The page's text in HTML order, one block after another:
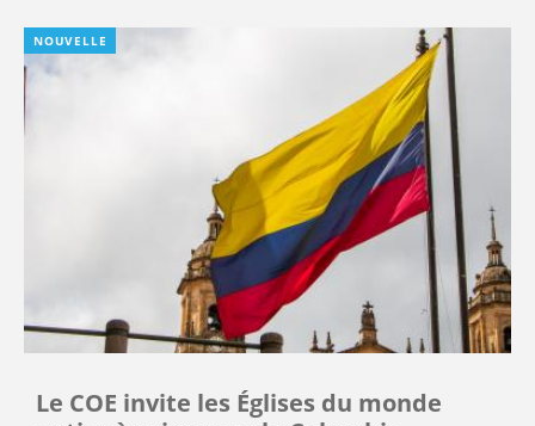
NOUVELLE
Le COE invite les Églises du monde